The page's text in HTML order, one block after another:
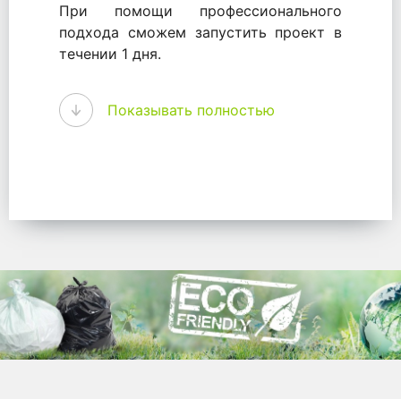
При помощи профессионального
подхода сможем запустить проект в
течении 1 дня.
WhitePack - перерабатываем пластик.
Мы принимали самое активное
участие в становлении этого рынка в
упаковке, и сегодня мы перешли в
Используйте готовые решения от
лидеров отрасли.
WhitePack
8 (495) 204-18-49
Показывать полностью